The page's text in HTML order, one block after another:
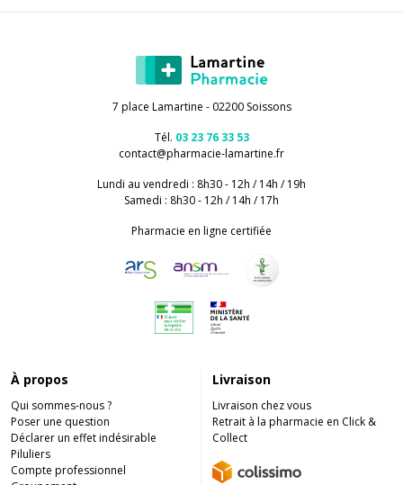
7 place Lamartine - 02200 Soissons
Tél. 03 23 76 33 53
contact@pharmacie-lamartine.fr
Lundi au vendredi : 8h30 - 12h / 14h / 19h
Samedi : 8h30 - 12h / 14h / 17h
Pharmacie en ligne certifiée
À propos
Qui sommes-nous ?
Poser une question
Déclarer un effet indésirable
Piluliers
Compte professionnel
Livraison
Livraison chez vous
Retrait à la pharmacie en Click &
Collect